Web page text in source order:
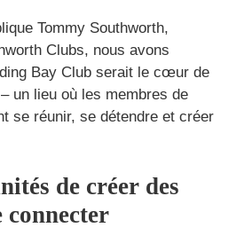
Tommy Southworth,
Clubs, nous avons
Bay Club serait le cœur de
un lieu où les membres de
se réunir, se détendre et créer
de créer des
connecter